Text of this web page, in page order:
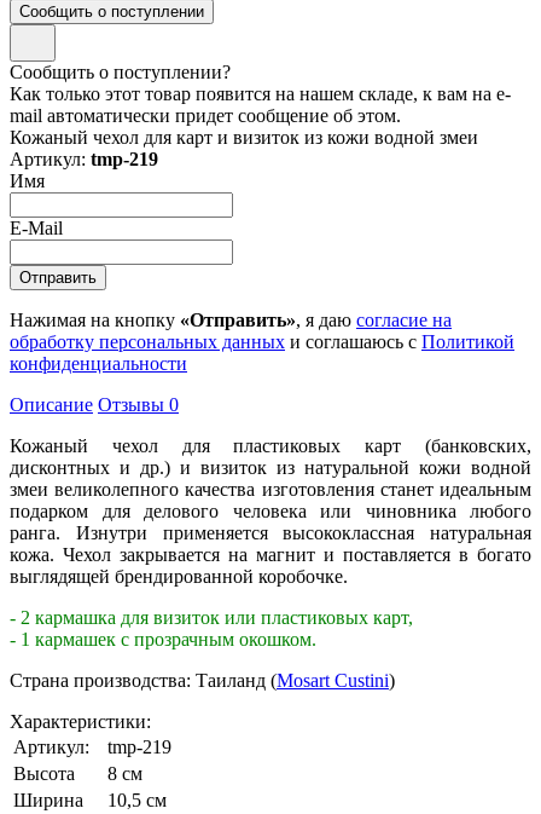
Сообщить о поступлении
Сообщить о поступлении?
Как только этот товар появится на нашем складе, к вам на e-
mail автоматически придет сообщение об этом.
Кожаный чехол для карт и визиток из кожи водной змеи
Артикул: tmp-219
Имя
E-Mail
Нажимая на кнопку «Отправить», я даю согласие на
обработку персональных данных и соглашаюсь с Политикой
конфиденциальности
Описание Отзывы 0
Кожаный чехол для пластиковых карт (банковских,
дисконтных и др.) и визиток из натуральной кожи водной
змеи великолепного качества изготовления станет идеальным
подарком для делового человека или чиновника любого
ранга. Изнутри применяется высококлассная натуральная
кожа. Чехол закрывается на магнит и поставляется в богато
выглядящей брендированной коробочке.
- 2 кармашка для визиток или пластиковых карт,
- 1 кармашек с прозрачным окошком.
Страна производства: Таиланд (Mosart Custini)
Характеристики:
Артикул:
tmp-219
Высота
8 см
Ширина
10,5 см